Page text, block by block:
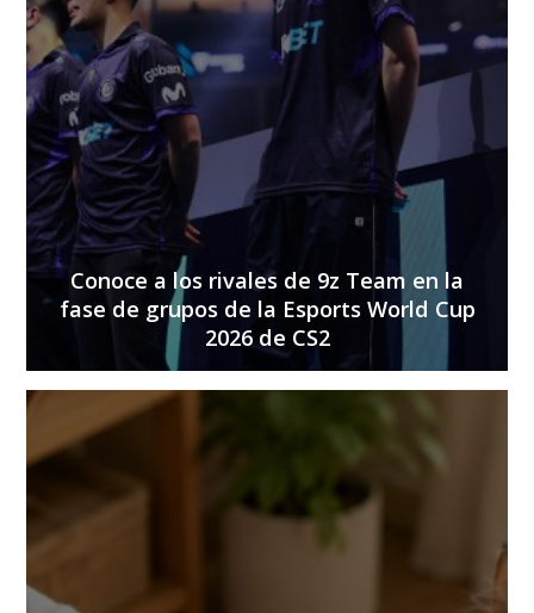
Conoce a los rivales de 9z Team en la
fase de grupos de la Esports World Cup
2026 de CS2